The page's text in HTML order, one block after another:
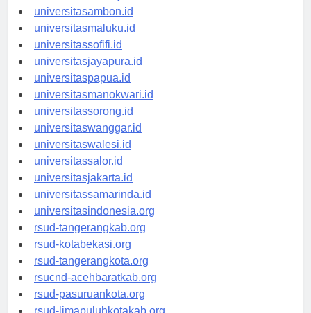
universitasmamuju.id
universitasambon.id
universitasmaluku.id
universitassofifi.id
universitasjayapura.id
universitaspapua.id
universitasmanokwari.id
universitassorong.id
universitaswanggar.id
universitaswalesi.id
universitassalor.id
universitasjakarta.id
universitassamarinda.id
universitasindonesia.org
rsud-tangerangkab.org
rsud-kotabekasi.org
rsud-tangerangkota.org
rsucnd-acehbaratkab.org
rsud-pasuruankota.org